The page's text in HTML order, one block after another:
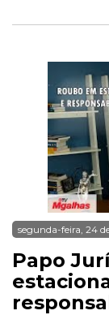
segunda-feira, 24
Papo